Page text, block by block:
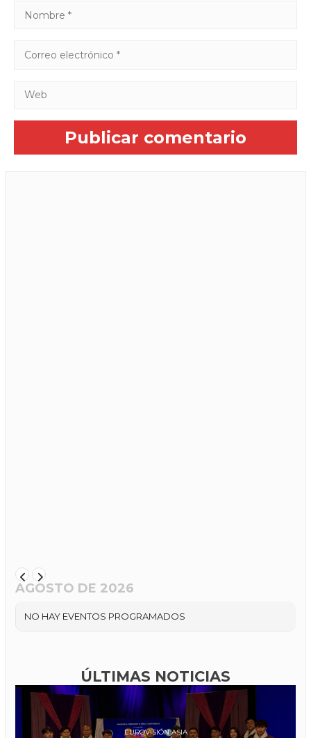
AGOSTO DE 2026
NO HAY EVENTOS PROGRAMADOS
ÚLTIMAS NOTICIAS
EUROVISIÓN ASIA